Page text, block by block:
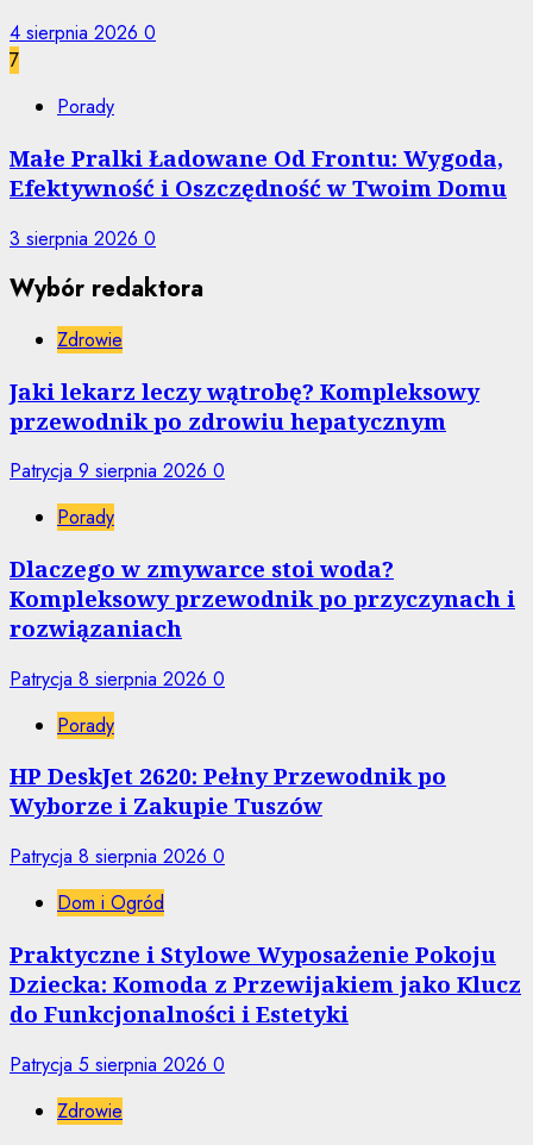
4 sierpnia 2026 0
7
Porady
Małe Pralki Ładowane Od Frontu: Wygoda,
Efektywność i Oszczędność w Twoim Domu
3 sierpnia 2026 0
Wybór redaktora
Zdrowie
Jaki lekarz leczy wątrobę? Kompleksowy
przewodnik po zdrowiu hepatycznym
Patrycja 9 sierpnia 2026 0
Porady
Dlaczego w zmywarce stoi woda?
Kompleksowy przewodnik po przyczynach i
rozwiązaniach
Patrycja 8 sierpnia 2026 0
Porady
HP DeskJet 2620: Pełny Przewodnik po
Wyborze i Zakupie Tuszów
Patrycja 8 sierpnia 2026 0
Dom i Ogród
Praktyczne i Stylowe Wyposażenie Pokoju
Dziecka: Komoda z Przewijakiem jako Klucz
do Funkcjonalności i Estetyki
Patrycja 5 sierpnia 2026 0
Zdrowie